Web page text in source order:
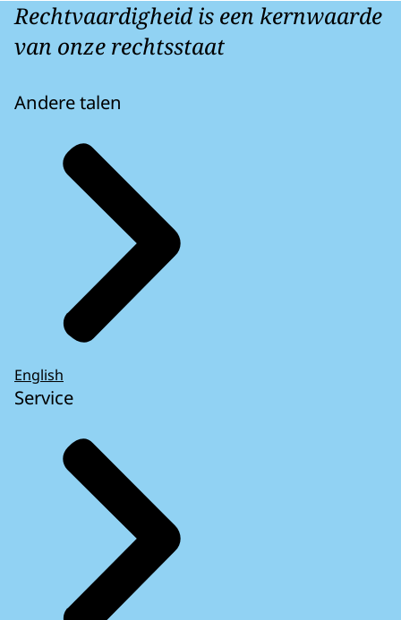
Rechtvaardigheid is een kernwaarde
van onze rechtsstaat
Andere talen
English
Service